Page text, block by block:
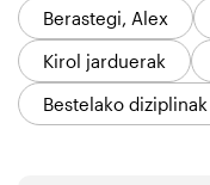
Berastegi, Alex
Kirol jarduerak
Bestelako diziplinak